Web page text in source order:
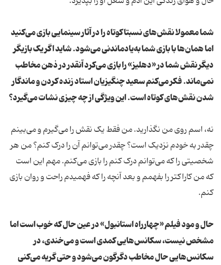
شما معمولا نقش‌‌های نسبتا کوتاه را در آثار سینمایی بازی می‌کنید
اما همان‌‌ها با بازی شما به‌یادماندنی می‌شود. شاید اگر یک بازیگر
دیگر نقش شما در «دهلیز» را بازی می‌کرد آنقدر در ذهن مخاطب
نمی‌ماند. فکر می‌کنم سعید چنگیزیان استاد زنده کردن و ماندگار
شدن نقش‌‌های کوتاه است. این ویژگی از چه چیزی نشات می‌گیرد؟
نه، اسم روی من نگذارید. من فقط یک نقش را می‌گیرم و می‌بینم
چقدر به خودم نزدیک است؟ چقدر می‌توانم آن را درک کنم؟ من هر
شخصیتی را که می‌توانم درک کنم را بازی می‌کنم. مهم این است
که من کاراکتر را بفهمم و بعد آنچه را که فهمیدم راحت و روان بازی
کنم.
حال و مود فیلم «چهارراه استانبول» در عین حال که خوب است اما
مشخص نیست، سکانس‌‌هایی کمدی است و می‌خندی، در
سکانس‌‌هایی حال مخاطب دگرگون می‌شود و حتی گریه می‌کنی